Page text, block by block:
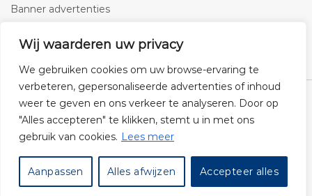
Wij waarderen uw privacy
We gebruiken cookies om uw browse-ervaring te
verbeteren, gepersonaliseerde advertenties of inhoud
weer te geven en ons verkeer te analyseren. Door op
"Alles accepteren" te klikken, stemt u in met ons
gebruik van cookies. Lees meer
Aanpassen Alles afwijzen Accepteer alles
Banner advertenties
SEO copywriting
© 2026 -Audiogigant